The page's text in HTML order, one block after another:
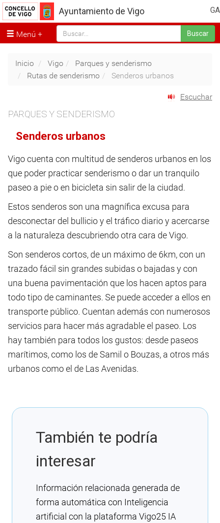
GA
Ayuntamiento de Vigo
Menú Buscar
Inicio Vigo
Parques y senderismo
Rutas de senderismo
Senderos urbanos
Escuchar
PARQUES Y SENDERISMO
Senderos urbanos
Vigo cuenta con multitud de senderos urbanos en los
que poder practicar senderismo o dar un tranquilo
paseo a pie o en bicicleta sin salir de la ciudad.
Estos senderos son una magnífica excusa para
desconectar del bullicio y el tráfico diario y acercarse
a la naturaleza descubriendo otra cara de Vigo.
Son senderos cortos, de un máximo de 6km, con un
trazado fácil sin grandes subidas o bajadas y con
una buena pavimentación que los hacen aptos para
todo tipo de caminantes. Se puede acceder a ellos en
transporte público. Cuentan además con numerosos
servicios para hacer más agradable el paseo. Los
hay también para todos los gustos: desde paseos
marítimos, como los de Samil o Bouzas, a otros más
urbanos como el de Las Avenidas.
También te podría
interesar
Información relacionada generada de
forma automática con Inteligencia
artificial con la plataforma Vigo25 IA